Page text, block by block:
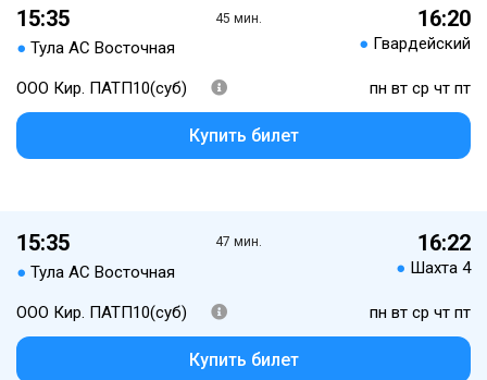
15:35
● Тула АС Восточная
45 мин. 16:20
● Гвардейский
ООО Кир. ПАТП10(суб) пн вт ср чт пт
Купить билет
15:35
● Тула АС Восточная
47 мин. 16:22
● Шахта 4
ООО Кир. ПАТП10(суб) пн вт ср чт пт
Купить билет